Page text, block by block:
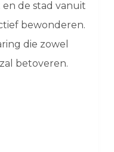
de stad vanuit
bewonderen.
die zowel
betoveren.